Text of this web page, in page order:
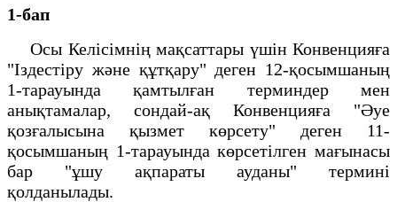
1-бап
Осы Келісімнің мақсаттары үшін Конвенцияға
"Іздестіру және құтқару" деген 12-қосымшаның
1-тарауында қамтылған терминдер мен
анықтамалар, сондай-ақ Конвенцияға "Әуе
қозғалысына қызмет көрсету" деген 11-
қосымшаның 1-тарауында көрсетілген мағынасы
бар "ұшу ақпараты ауданы" термині
қолданылады.